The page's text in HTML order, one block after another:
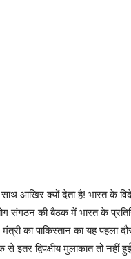
साथ आखिर क्यों देता है! भारत के
संगठन की बैठक में भारत के
का पाकिस्तान का यह पहला
इतर द्विपक्षीय मुलाकात तो